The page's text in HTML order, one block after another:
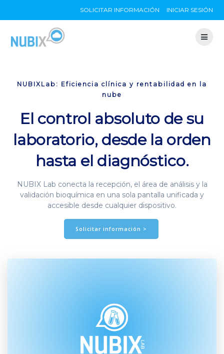
to
SOLICITAR INFORMACIÓN INICIAR SESIÓN
NUBIXLab: Eficiencia clínica y rentabilidad en la
nube
El control absoluto de su
laboratorio, desde la orden
hasta el diagnóstico.
NUBIX Lab conecta la recepción, el área de análisis y la
validación bioquímica en una sola pantalla unificada y
accesible desde cualquier dispositivo.
Solicitar información >